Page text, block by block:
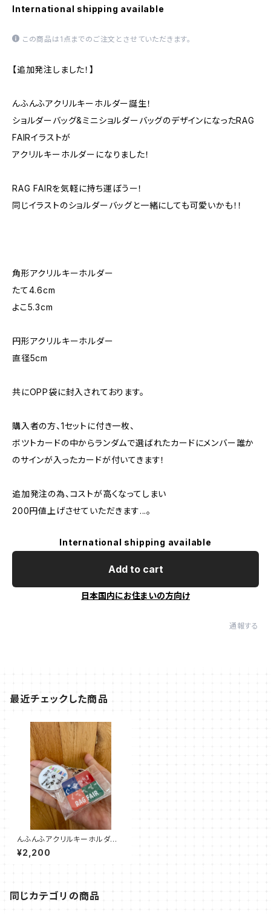
International shipping available
この商品は1点までのご注文とさせていただきます。
【追加発注しました！】
んふんふアクリルキーホルダー誕生！
ショルダーバッグ&ミニショルダーバッグのデザインになったRAG
FAIRイラストが
アクリルキーホルダーになりました！
RAG FAIRを気軽に持ち運ぼうー！
同じイラストのショルダーバッグと一緒にしても可愛いかも！！
角形アクリルキーホルダー
たて4.6cm
よこ5.3cm
円形アクリルキーホルダー
直径5cm
共にOPP袋に封入されております。
購入者の方、1セットに付き一枚、
ボツトカードの中からランダムで選ばれたカードにメンバー誰か
のサインが入ったカードが付いてきます！
追加発注の為、コストが高くなってしまい
200円値上げさせていただきます...。
International shipping available
Add to cart
日本国内にお住まいの方向け
通報する
最近チェックした商品
んふんふアクリルキーホルダー2
個セット
¥2,200
同じカテゴリの商品